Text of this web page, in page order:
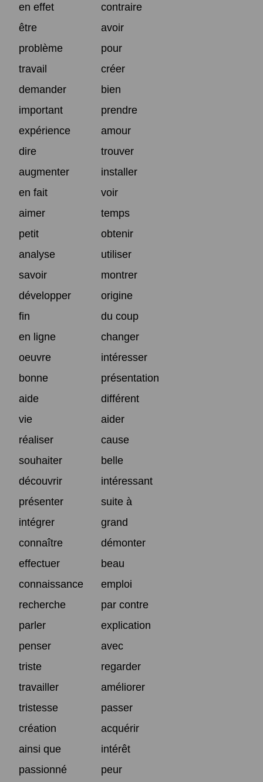
en effet
contraire
être
avoir
problème
pour
travail
créer
demander
bien
important
prendre
expérience
amour
dire
trouver
augmenter
installer
en fait
voir
aimer
temps
petit
obtenir
analyse
utiliser
savoir
montrer
développer
origine
fin
du coup
en ligne
changer
oeuvre
intéresser
bonne
présentation
aide
différent
vie
aider
réaliser
cause
souhaiter
belle
découvrir
intéressant
présenter
suite à
intégrer
grand
connaître
démonter
effectuer
beau
connaissance
emploi
recherche
par contre
parler
explication
penser
avec
triste
regarder
travailler
améliorer
tristesse
passer
création
acquérir
ainsi que
intérêt
passionné
peur